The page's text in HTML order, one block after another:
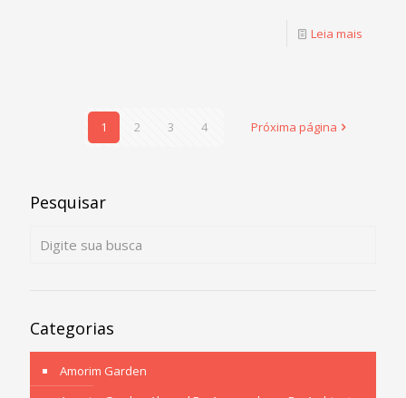
Leia mais
1 2 3 4 Próxima página
Pesquisar
Categorias
Amorim Garden